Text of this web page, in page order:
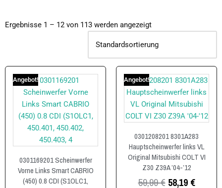
Ergebnisse 1 – 12 von 113 werden angezeigt
Angebot!
0301169201 Scheinwerfer
Vorne Links Smart CABRIO
(450) 0.8 CDI (S1OLC1,
Angebot!
0301208201 8301A283
Hauptscheinwerfer links VL
Original Mitsubishi COLT VI
Z30 Z39A ’04-’12
59,99€ 58,19 €